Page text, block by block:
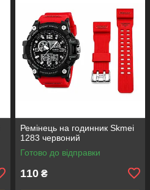
Ремінець на годинник Skmei
1283 червоний
Готово до відправки
110 ₴